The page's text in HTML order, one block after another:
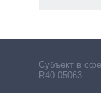
Субъект в
R40-05063